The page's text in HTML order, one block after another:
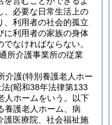
、必要な日常生活上の
、利用者の社会的孤立
に利用者の家族の身体
なければならない。
所介護事業所の従業
介護(特別養護老人ホー
法(昭和38年法律第133
人ホームをいう。以下
養護老人ホーム、病
護医療院、社会福祉施